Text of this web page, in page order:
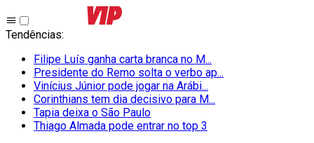
Tendências:
Filipe Luís ganha carta branca no M...
Presidente do Remo solta o verbo ap...
Vinícius Júnior pode jogar na Arábi...
Corinthians tem dia decisivo para M...
Tapia deixa o São Paulo
Thiago Almada pode entrar no top 3